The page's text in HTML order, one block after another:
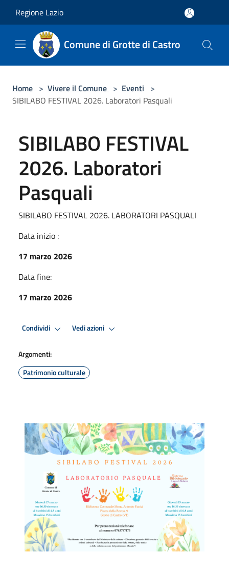
Regione Lazio
Comune di Grotte di Castro
Home > Vivere il Comune > Eventi >
SIBILABO FESTIVAL 2026. Laboratori Pasquali
SIBILABO FESTIVAL
2026. Laboratori
Pasquali
SIBILABO FESTIVAL 2026. LABORATORI PASQUALI
Data inizio :
17 marzo 2026
Data fine:
17 marzo 2026
Condividi Vedi azioni
Argomenti:
Patrimonio culturale